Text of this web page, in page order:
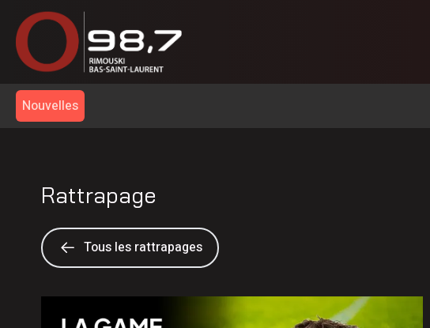
Nouvelles
Rattrapage
Tous les rattrapages